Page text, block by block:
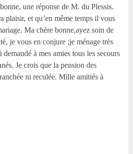
une réponse de M. du Plessis.
plaisir, et qu’en même temps il vous
Ma chère bonne,ayez soin de
je vous en conjure ;je ménage très
demandé à mes amies tous les secours
Je crois que la pension des
ni reculée. Mille amitiés à